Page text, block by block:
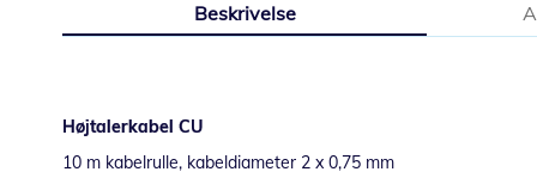
af
Beskrivelse
Højtalerkabel CU
10 m kabelrulle, kabeldiameter 2 x 0,75 mm